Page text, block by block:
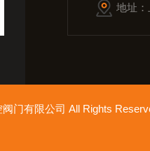
地址
阀门有限公司 All Rights